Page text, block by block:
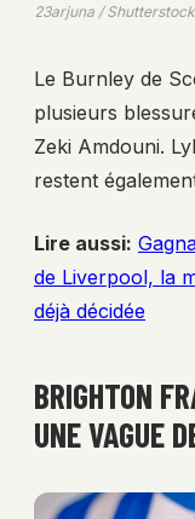
23arjuna /
Le Burnley de
plusieurs
Zeki Amdouni.
restent
Lire aussi:
de Liverpool, la
déjà décidée
BRIGHTON
UNE VAGUE